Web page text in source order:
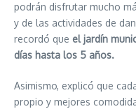
podrán disfrutar mucho
y de las actividades de
recordó que el jardín
días hasta los 5 años.
Asimismo, explicó que
propio y mejores